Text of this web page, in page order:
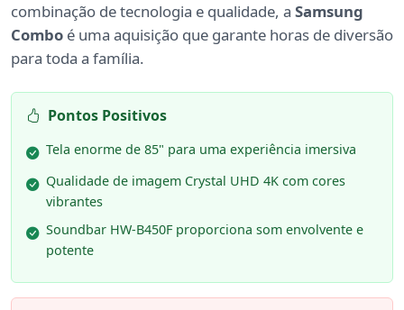
combinação de tecnologia e qualidade, a Samsung
Combo é uma aquisição que garante horas de diversão
para toda a família.
Pontos Positivos
Tela enorme de 85" para uma experiência imersiva
Qualidade de imagem Crystal UHD 4K com cores
vibrantes
Soundbar HW-B450F proporciona som envolvente e
potente